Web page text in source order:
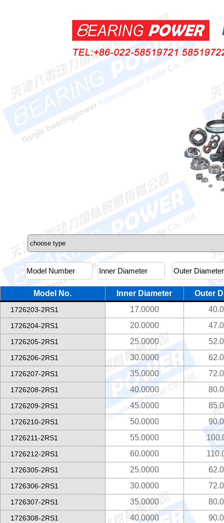
Model No. Inner Diameter Outer
1726203-2RS1 17.0000
1726204-2RS1 20.0000
1726205-2RS1 25.0000
1726206-2RS1 30.0000
1726207-2RS1 35.0000
1726208-2RS1 40.0000
1726209-2RS1 45.0000
1726210-2RS1 50.0000
1726211-2RS1 55.0000
1726212-2RS1 60.0000
1726305-2RS1 25.0000
1726306-2RS1 30.0000
1726307-2RS1 35.0000
1726308-2RS1 40.0000